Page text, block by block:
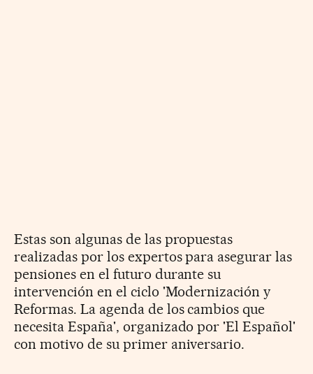
Estas son algunas de las propuestas
realizadas por los expertos para asegurar las
pensiones en el futuro durante su
intervención en el ciclo 'Modernización y
Reformas. La agenda de los cambios que
necesita España', organizado por 'El Español'
con motivo de su primer aniversario.